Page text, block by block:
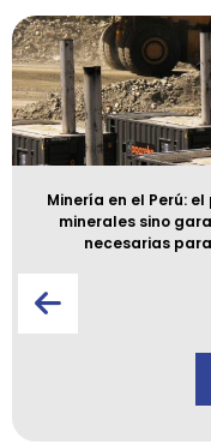
Minería en el Perú:
minerales sino
necesarias